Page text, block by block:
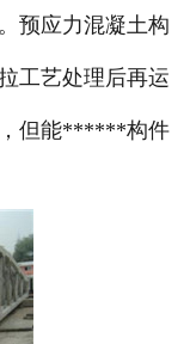
预应力混凝土构
工艺处理后再运
但能******构件